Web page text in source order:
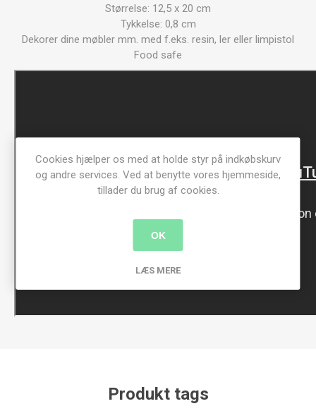
Størrelse: 12,5 x 20 cm
Tykkelse: 0,8 cm
Dekorer dine møbler mm. med f.eks. resin, ler eller limpistol
Food safe
Produkt tags
Cookies hjælper os med at holde styr på indkøbskurv
og andre services. Ved at benytte vores hjemmeside,
tillader du brug af cookies.
OK
LÆS MERE